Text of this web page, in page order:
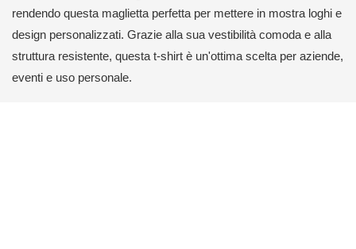
rendendo questa maglietta perfetta per mettere in mostra loghi e
design personalizzati. Grazie alla sua vestibilità comoda e alla
struttura resistente, questa t-shirt è un'ottima scelta per aziende,
eventi e uso personale.